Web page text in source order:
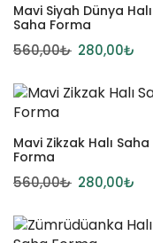
Mavi Siyah Dünya Halı
Saha Forma
560,00₺ 280,00₺
Mavi Zikzak Halı Saha
Forma
560,00₺ 280,00₺